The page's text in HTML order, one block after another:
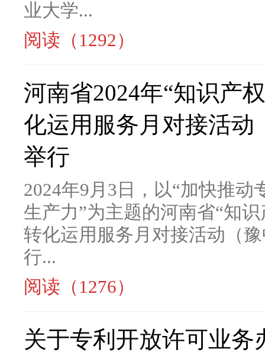
业大学...
阅读（1292）
河南省2024年“知识产
化运用服务月对接活动
举行
2024年9月3日，以“加快推
生产力”为主题的河南省“知
转化运用服务月对接活动（
行...
阅读（1276）
关于专利开放许可业务